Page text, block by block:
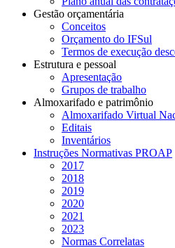
Gestão orçamentária
Conceitos
Orçamento do IFSul
Termos de execução
Estrutura e pessoal
Apresentação
Grupos de trabalho
Almoxarifado e patrimônio
Almoxarifado Virtual
Editais
Inventários
Instruções Normativas PROAP
2017
2018
2019
2020
2021
2023
Normas Correlatas